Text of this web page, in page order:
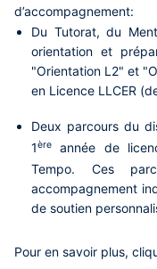
d’accompagnement:
Du Tutorat, du
orientation et
"Orientation L2" et
en Licence LLCER
Deux parcours du
1ère année de
Tempo. Ces
accompagnement
de soutien
Pour en savoir plus,